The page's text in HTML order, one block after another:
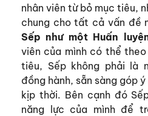
nhân viên từ bỏ mục tiêu,
chung cho tất cả vấn đề
Sếp như một Huấn
viên của mình có thể
tiêu, Sếp không phải là
đồng hành, sẵn sàng góp
kịp thời. Bên cạnh đó
năng lực của mình để